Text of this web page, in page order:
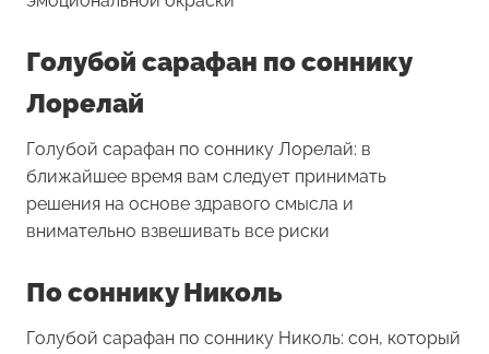
Голубой сарафан по соннику
Лорелай
Голубой сарафан по соннику Лорелай: в
ближайшее время вам следует принимать
решения на основе здравого смысла и
внимательно взвешивать все риски
По соннику Николь
Голубой сарафан по соннику Николь: сон, который